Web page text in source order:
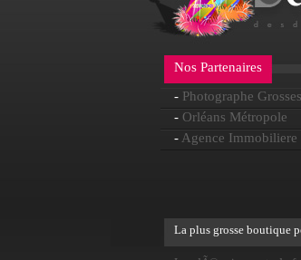
Nos Partenaires
- Photographe
- Orléans Métropole
- Agence Immobiliere
La plus grosse boutique